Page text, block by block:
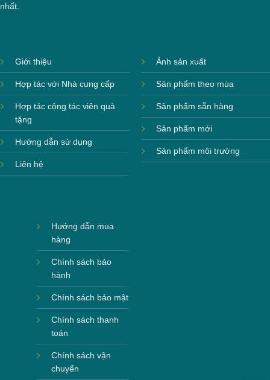
Hộp xi 6 bát cơm
nhất.
Giới thiệu
Hợp tác với Nhà cung cấp
Hợp tác cộng tác viên quà
tặng
Hướng dẫn sử dụng
Liên hệ
Ảnh sản xuất
Sản phẩm theo mùa
Sản phẩm sẵn hàng
Sản phẩm mới
Sản phẩm môi trường
Hướng dẫn mua
hàng
Chính sách bảo
hành
Chính sách bảo mật
Chính sách thanh
toán
Chính sách vận
chuyển